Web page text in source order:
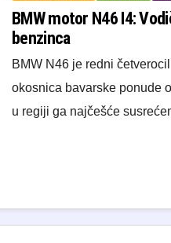
BMW motor N46 I4:
benzinca
​BMW N46 je redni
okosnica bavarske ponude
u regiji ga najčešće